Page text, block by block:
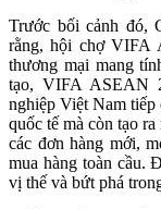
Trước bối cảnh đó,
rằng, hội chợ VIFA
thương mại mang
tạo, VIFA ASEAN
nghiệp Việt Nam
quốc tế mà còn tạo
các đơn hàng mới,
mua hàng toàn cầu.
vị thế và bứt phá